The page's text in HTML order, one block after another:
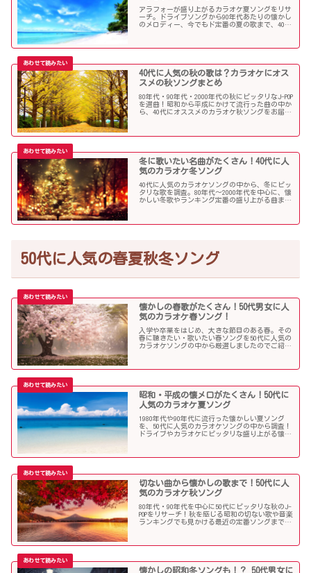
アラフォーが盛り上がるカラオケ夏ソングをリサ
ーチ。ドライブソングから90年代あたりの懐かし
のメロディー、今でもド定番の夏の歌まで、40代
40代に人気の秋の歌は？カラオケにオス
スメの秋ソングまとめ
80年代・90年代・2000年代の秋にピッタリなJ-POP
を選曲！昭和から平成にかけて流行った曲の中か
ら、40代にオススメのカラオケ秋ソングをお届け
冬に歌いたい名曲がたくさん！40代に人
気のカラオケ冬ソング
40代に人気のカラオケソングの中から、冬にピッ
タリな歌を調査。80年代〜2000年代を中心に、懐
かしい冬歌やランキング定番の盛り上がる曲まで
50代に人気の春夏秋冬ソング
懐かしの春歌がたくさん！50代男女に人
気のカラオケ春ソング！
入学や卒業をはじめ、大きな節目のある春。その
春に聴きたい・歌いたい春ソングを50代に人気の
カラオケソングの中から厳選しましたのでご紹介
昭和・平成の懐メロがたくさん！50代に
人気のカラオケ夏ソング
1980年代や90年代に流行った懐かしい夏ソング
を、50代に人気のカラオケソングの中から調査！
ドライブやカラオケにピッタリな盛り上がる懐メ
切ない曲から懐かしの歌まで！50代に人
気のカラオケ秋ソング
80年代・90年代を中心に50代にピッタリな秋のJ-
POPをリサーチ！秋を感じる昭和の切ない歌や音楽
ランキングでも見かける最近の定番ソングまで、
懐かしの昭和冬ソングも！？ 50代男女に